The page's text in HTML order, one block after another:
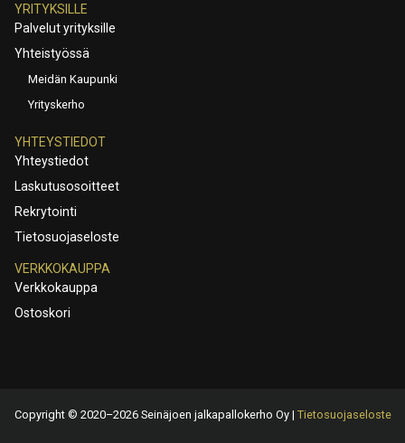
YRITYKSILLE
Palvelut yrityksille
Yhteistyössä
Meidän Kaupunki
Yrityskerho
YHTEYSTIEDOT
Yhteystiedot
Laskutusosoitteet
Rekrytointi
Tietosuojaseloste
VERKKOKAUPPA
Verkkokauppa
Ostoskori
Copyright © 2020–2026 Seinäjoen jalkapallokerho Oy | Tietosuojaseloste